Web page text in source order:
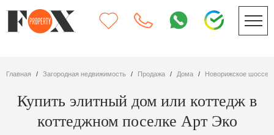
Главная Загородная недвижимость Продажа дома Новорижское шоссе
Купить элитный дом или коттедж в
коттеджном поселке Арт Эко